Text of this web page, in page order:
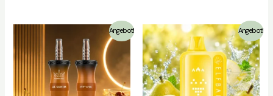
Angebot! Angebot!